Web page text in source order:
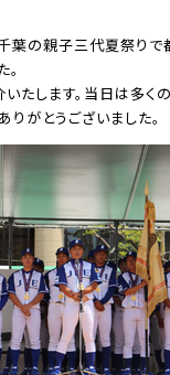
千葉の親子三代夏祭り
たします。当日は多く
りがとうございました。